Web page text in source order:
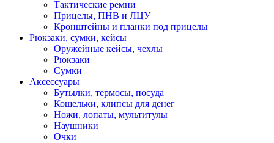
Тактические ремни
Прицелы, ПНВ и ЛЦУ
Кронштейны и планки под прицелы
Рюкзаки, сумки, кейсы
Оружейные кейсы, чехлы
Рюкзаки
Сумки
Аксессуары
Бутылки, термосы, посуда
Кошельки, клипсы для денег
Ножи, лопаты, мультитулы
Наушники
Очки